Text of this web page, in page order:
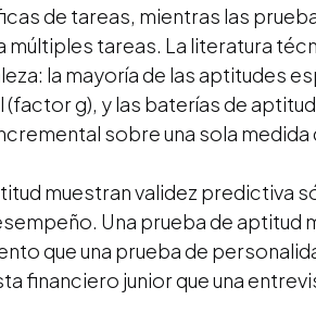
de tareas, mientras las
múltiples tareas. La literatura
la mayoría de las aptitudes
g), y las baterías de
sobre una sola
muestran validez predictiva
Una prueba de aptitud
que una prueba de
financiero junior que una